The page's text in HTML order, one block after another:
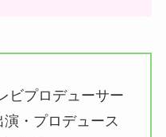
ビプロデューサー
・プロデュース